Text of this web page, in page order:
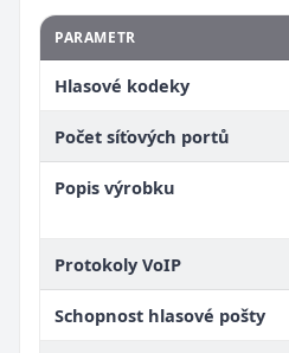
PARAMETR
Hlasové kodeky
Počet síťových portů
Popis výrobku
Protokoly VoIP
Schopnost hlasové pošty